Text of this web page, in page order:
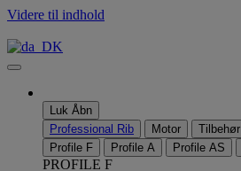
Videre til indhold
Luk Åbn
Professional Rib
Motor
Tilbehør
Profile F
Profile A Profile AS
PROFILE F